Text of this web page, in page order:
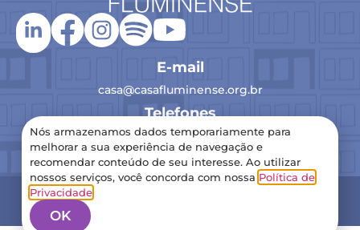
E-mail
casa@casafluminense.org.br
Telefones
(21) 2516-0193
2024 Casa Fluminense – Todos os direitos reservados
Nós armazenamos dados temporariamente para
melhorar a sua experiência de navegação e
recomendar conteúdo de seu interesse. Ao utilizar
nossos serviços, você concorda com nossa Política de
Privacidade.
OK